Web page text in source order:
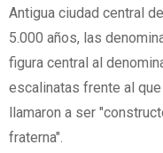
Antigua ciudad central
5.000 años, las
figura central al
escalinatas frente al
llamaron a ser
fraterna".